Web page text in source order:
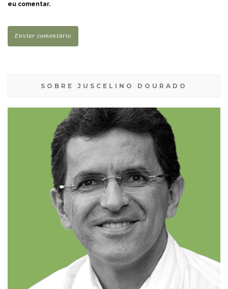
eu comentar.
SOBRE JUSCELINO DOURADO